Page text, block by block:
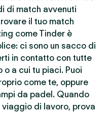
di match avvenuti
il tuo match
come Tinder è
ci sono un sacco di
in contatto con tutte
o a cui tu piaci. Puoi
come te, oppure
da padel. Quando
viaggio di lavoro, prova